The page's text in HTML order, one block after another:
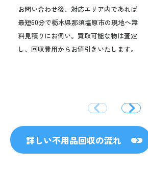
お問い合わせ後、対応エリア内であれば
最短60分で栃木県那須塩原市の現地へ無
料見積りにお伺い。買取可能な物は査定
し、回収費用からお値引きいたします。
詳しい不用品回収の流れ